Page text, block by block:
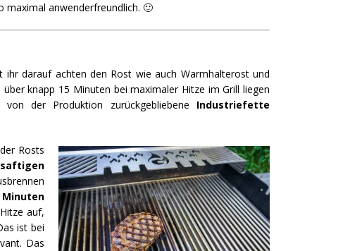
maximal anwenderfreundlich. 🙂
darauf achten den Rost wie auch Warmhalterost und
über knapp 15 Minuten bei maximaler Hitze im Grill liegen
der Produktion zurückgebliebene Industriefette
Rosts
saftigen
auf,
ist bei
Das